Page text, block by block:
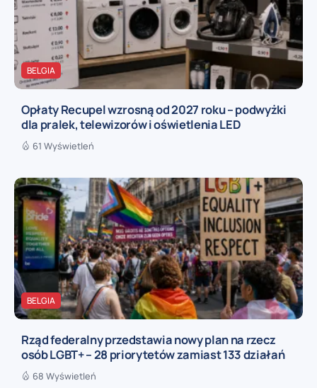
BELGIA
Opłaty Recupel wzrosną od 2027 roku – podwyżki
dla pralek, telewizorów i oświetlenia LED
61 Wyświetleń
BELGIA
Rząd federalny przedstawia nowy plan na rzecz
osób LGBT+ – 28 priorytetów zamiast 133 działań
68 Wyświetleń